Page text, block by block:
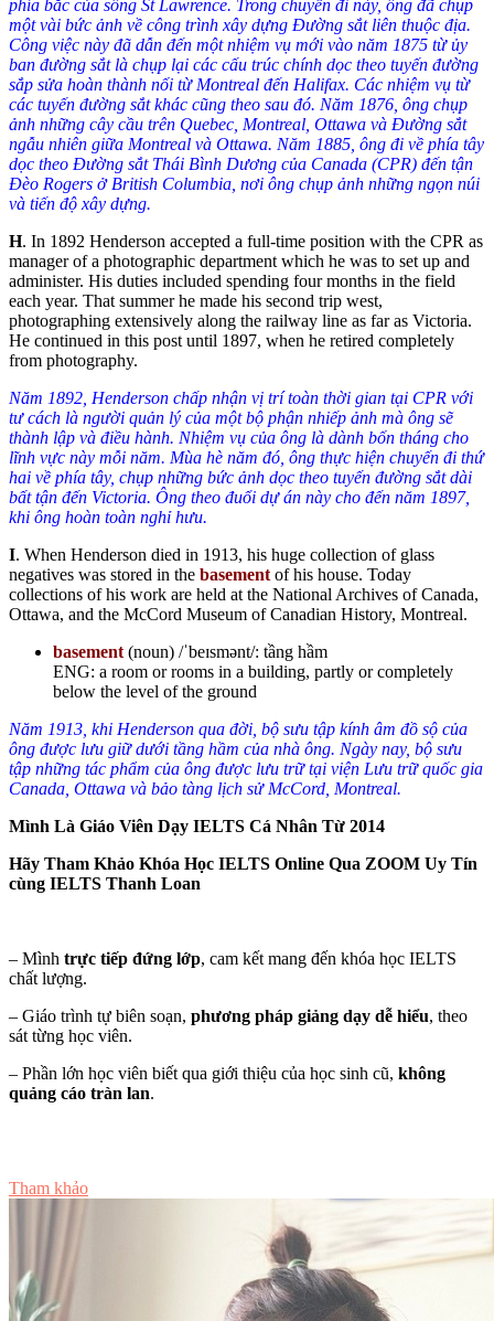
phía bắc của sông St Lawrence. Trong chuyến đi này, ông đã chụp
mộtvài bức ảnh về công trình xây dựng Đường sắt liên thuộc địa.
Công việc này đã dẫn đến một nhiệm vụ mới vào năm 1875 từủy
ban đường sắt là chụp lại các cấu trúc chính dọc theo tuyến đường
sắp sửa hoàn thành nối từ Montreal đến Halifax. Các nhiệm vụ từ
các tuyến đường sắt khác cũng theo sau đó. Năm 1876, ông chụp
ảnh những cây cầu trên Quebec, Montreal, Ottawa và Đường sắt
ngẫu nhiên giữa Montreal và Ottawa. Năm 1885, ông đi về phía tây
dọc theo Đường sắt Thái Bình Dương của Canada (CPR) đến tận
Đèo Rogers ở British Columbia, nơi ông chụp ảnh những ngọn núi
và tiến độ xây dựng.
H. In 1892 Henderson accepted a full-time position with the CPR as
manager of a photographic department which he was to set up and
administer. His duties included spending four months in the field
each year. That summer he made his second trip west,
photographing extensively along the railway line as far as Victoria.
He continued in this post until 1897, when he retired completely
from photography.
Năm 1892, Henderson chấp nhận vị trí toàn thời gian tại CPR với
tư cách là người quản lý của một bộ phận nhiếp ảnh mà ông sẽ
thành lập và điều hành. Nhiệm vụ của ông là dành bốn tháng cho
lĩnh vực này mỗi năm. Mùa hè năm đó, ông thực hiện chuyến đi thứ
hai về phía tây, chụp những bức ảnh dọc theo tuyến đường sắtdài
bất tận đến Victoria. Ông theo đuổi dự án này cho đến năm 1897,
khi ông hoàn toàn nghỉ hưu.
I. When Henderson died in 1913, his huge collection of glass
negatives was stored in the basement of his house. Today
collections of his work are held at the National Archives of Canada,
Ottawa, and the McCord Museum of Canadian History, Montreal.
basement (noun) /ˈbeɪsmənt/: tầng hầm
ENG: a room or rooms in a building, partly or completely
below the level of the ground
Năm 1913, khi Henderson qua đời, bộ sưu tập kính âm đồ sộ của
ông được lưu giữ dưới tầng hầm của nhà ông. Ngày nay, bộ sưu
tập những tác phẩm của ông được lưu trữ tại viện Lưu trữ quốc gia
Canada, Ottawa và bảo tàng lịch sử McCord, Montreal.
Mình Là Giáo Viên Dạy IELTS Cá Nhân Từ 2014
Hãy Tham Khảo Khóa Học IELTS Online Qua ZOOM Uy Tín
cùng IELTS Thanh Loan
– Mình trực tiếp đứng lớp, cam kết mang đến khóa học IELTS
chất lượng.
– Giáo trình tự biên soạn, phương pháp giảng dạy dễ hiểu, theo
sát từng học viên.
– Phần lớn học viên biết qua giới thiệu của học sinh cũ, không
quảng cáo tràn lan.
Tham khảo